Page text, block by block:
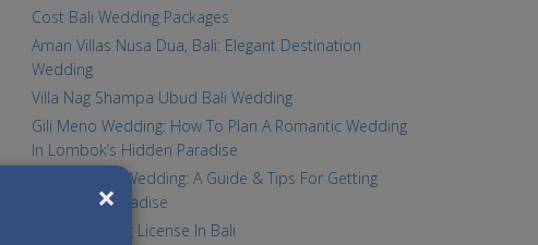
Cost Bali Wedding Packages
Aman Villas Nusa Dua, Bali: Elegant Destination
Wedding
Villa Nag Shampa Ubud Bali Wedding
Gili Meno Wedding: How To Plan A Romantic Wedding
In Lombok’s Hidden Paradise
Samabe Bali Wedding: A Guide & Tips For Getting
Married In Paradise
Applies Driving License In Bali
×